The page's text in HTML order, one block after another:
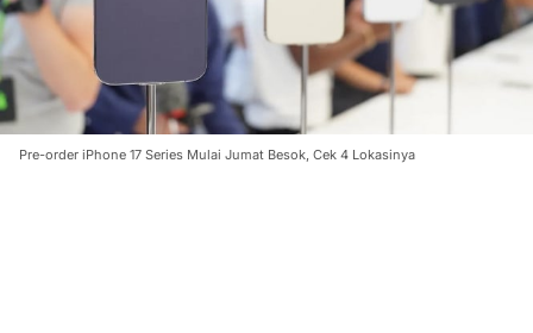
Pre-order iPhone 17 Series Mulai Jumat Besok, Cek 4 Lokasinya